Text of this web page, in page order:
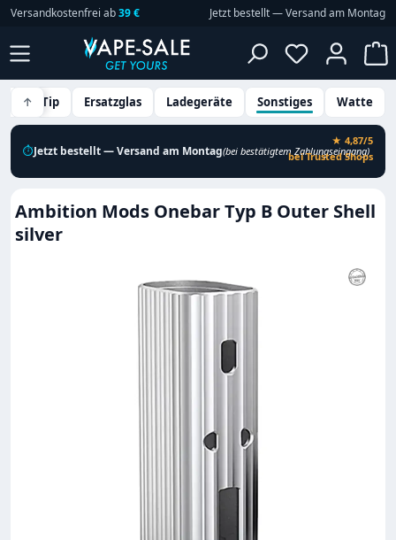
Zum Hauptinhalt springen
Versandkostenfrei ab39 € Jetzt bestellt — Versand am Montag
Du hast 0
↑
Drip Tip Ersatzglas Ladegeräte Sonstiges Watte
⏱Jetzt bestellt — Versand am Montag(bei bestätigtem Zahlungseingang)
★ 4,87/5
bei Trusted Shops
Ambition Mods Onebar Typ B Outer Shell
silver